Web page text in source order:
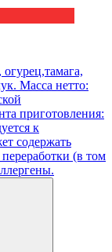
Масса нетто:
приготовления:
к
содержать
(в том